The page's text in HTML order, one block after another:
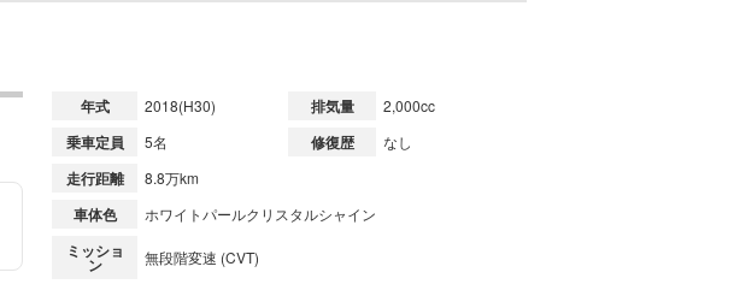
年式 2018(H30) 排気量 2,000cc
乗車定員 5名 修復歴 なし
走行距離 8.8万km
車体色 ホワイトパールクリスタルシャイン
ミッショ
ン 無段階変速 (CVT)